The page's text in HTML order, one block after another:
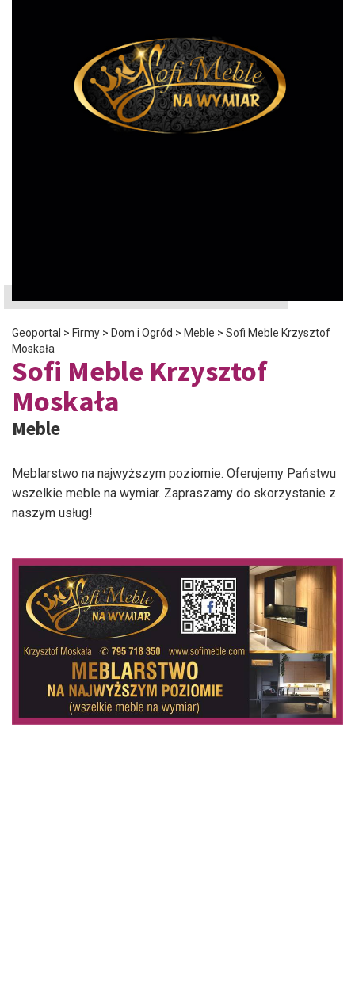
Geoportal > Firmy > Dom i Ogród > Meble > Sofi Meble Krzysztof
Moskała
Sofi Meble Krzysztof
Moskała
Meble
Meblarstwo na najwyższym poziomie. Oferujemy Państwu
wszelkie meble na wymiar. Zapraszamy do skorzystanie z
naszym usług!